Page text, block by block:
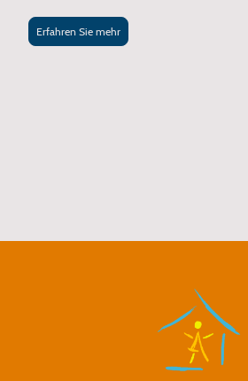
Erfahren Sie mehr